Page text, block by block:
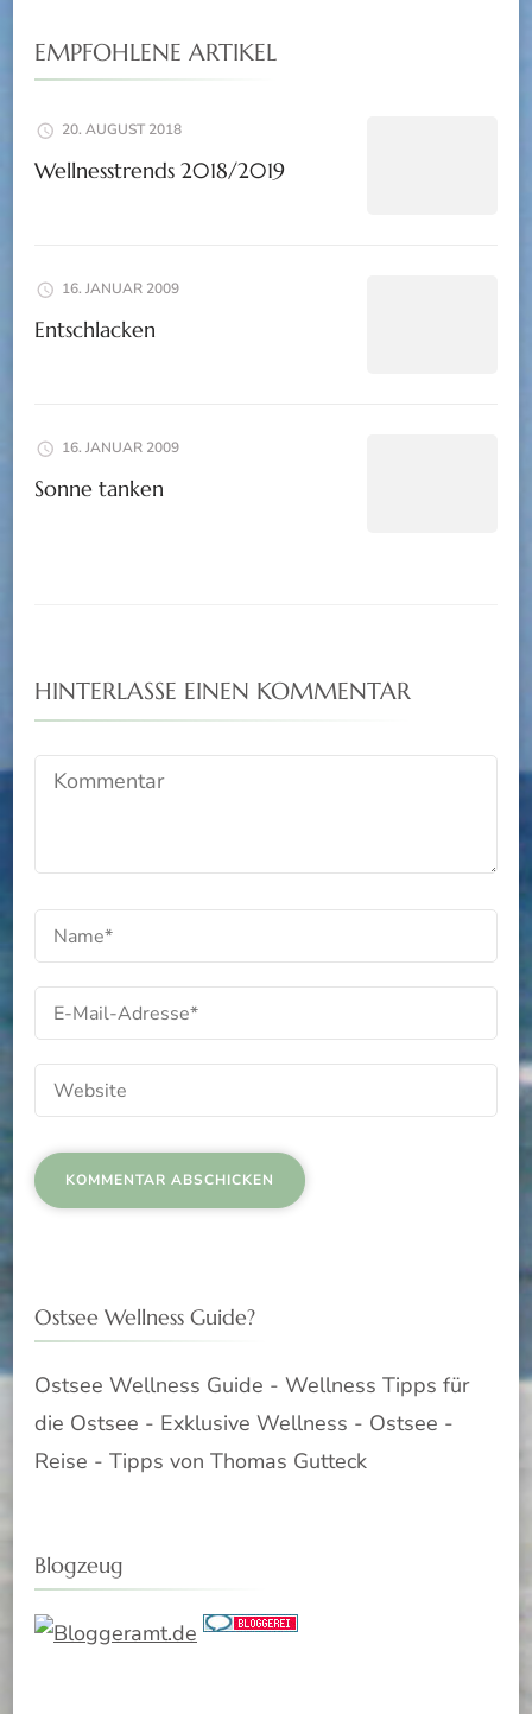
EMPFOHLENE ARTIKEL
20. AUGUST 2018
Wellnesstrends 2018/2019
16. JANUAR 2009
Entschlacken
16. JANUAR 2009
Sonne tanken
HINTERLASSE EINEN KOMMENTAR
Ostsee Wellness Guide?
Ostsee Wellness Guide - Wellness Tipps für
die Ostsee - Exklusive Wellness - Ostsee -
Reise - Tipps von Thomas Gutteck
Blogzeug